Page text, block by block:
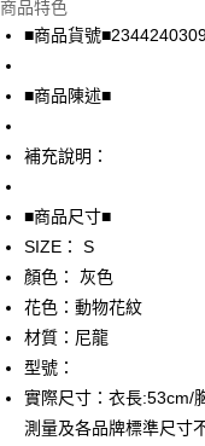
LINE Pay
Apple Pay
悠遊付
全盈+PAY
AFTEE先享後付
相關說明
【關於「AFTEE先享後付」】
AFTEE先享後付是「在收到
便利好安心！
１．簡單：不需註冊會員、不
２．便利：只要手機號碼，
運送方式
全家取貨付款
免運費
商品特色
■商品貨號
■商品陳述■
補充說明：
■商品尺寸■
SIZE： S
顏色： 灰色
花色：動物花紋
材質：尼龍
型號：
實際尺寸：衣長
測量及各品牌標準尺寸